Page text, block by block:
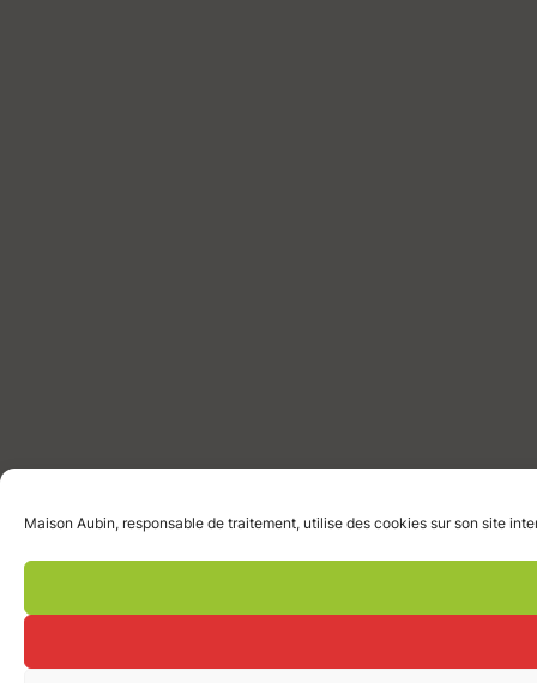
Maison Aubin, responsable de traitement, utilise des cookies sur son site